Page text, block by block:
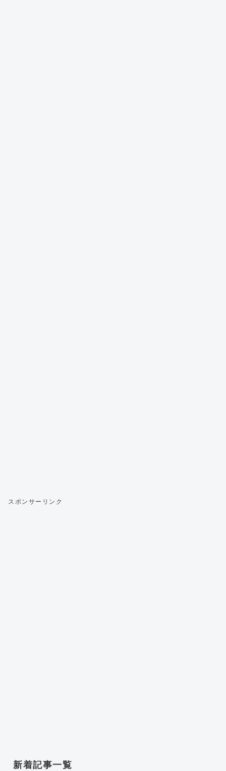
スポンサーリンク
新着記事一覧